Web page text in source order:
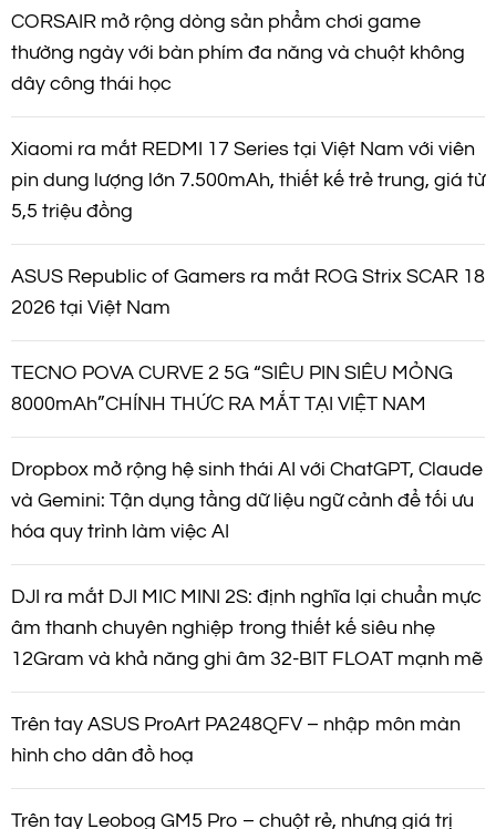
CORSAIR mở rộng dòng sản phẩm chơi game
thường ngày với bàn phím đa năng và chuột không
dây công thái học
Xiaomi ra mắt REDMI 17 Series tại Việt Nam với viên
pin dung lượng lớn 7.500mAh, thiết kế trẻ trung, giá từ
5,5 triệu đồng
ASUS Republic of Gamers ra mắt ROG Strix SCAR 18
2026 tại Việt Nam
TECNO POVA CURVE 2 5G “SIÊU PIN SIÊU MỎNG
8000mAh”CHÍNH THỨC RA MẮT TẠI VIỆT NAM
Dropbox mở rộng hệ sinh thái AI với ChatGPT, Claude
và Gemini: Tận dụng tầng dữ liệu ngữ cảnh để tối ưu
hóa quy trình làm việc AI
DJI ra mắt DJI MIC MINI 2S: định nghĩa lại chuẩn mực
âm thanh chuyên nghiệp trong thiết kế siêu nhẹ
12Gram và khả năng ghi âm 32-BIT FLOAT mạnh mẽ
Trên tay ASUS ProArt PA248QFV – nhập môn màn
hình cho dân đồ hoạ
Trên tay Leobog GM5 Pro – chuột rẻ, nhưng giá trị